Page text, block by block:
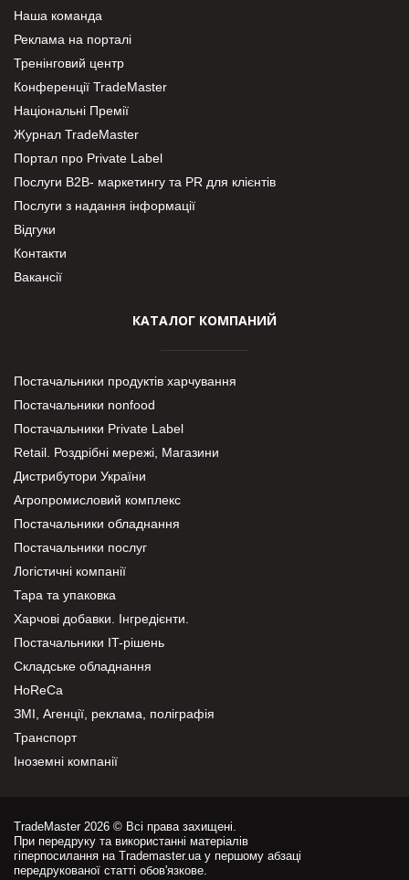
Наша команда
Реклама на порталі
Тренінговий центр
Конференції TradeMaster
Національні Премії
Журнал TradeMaster
Портал про Private Label
Послуги В2В- маркетингу та PR для клієнтів
Послуги з надання інформації
Відгуки
Контакти
Вакансії
КАТАЛОГ КОМПАНИЙ
Постачальники продуктів харчування
Постачальники nonfood
Постачальники Private Label
Retail. Роздрібні мережі, Магазини
Дистрибутори України
Агропромисловий комплекс
Постачальники обладнання
Постачальники послуг
Логістичні компанії
Тара та упаковка
Харчові добавки. Інгредієнти.
Постачальники IT-рішень
Складське обладнання
HoReCa
ЗМІ, Агенції, реклама, поліграфія
Транспорт
Іноземні компанії
TradeMaster 2026 © Всі права захищені.
При передруку та використанні матеріалів
гіперпосилання на Trademaster.ua у першому абзаці
передрукованої статті обов'язкове.